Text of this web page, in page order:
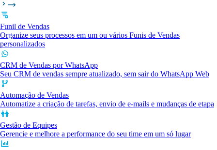
Funil de Vendas
Organize seus processos em um ou vários Funis de Vendas
personalizados
CRM de Vendas por WhatsApp
Seu CRM de vendas sempre atualizado, sem sair do WhatsApp Web
Automação de Vendas
Automatize a criação de tarefas, envio de e-mails e mudanças de etapa
Gestão de Equipes
Gerencie e melhore a performance do seu time em um só lugar